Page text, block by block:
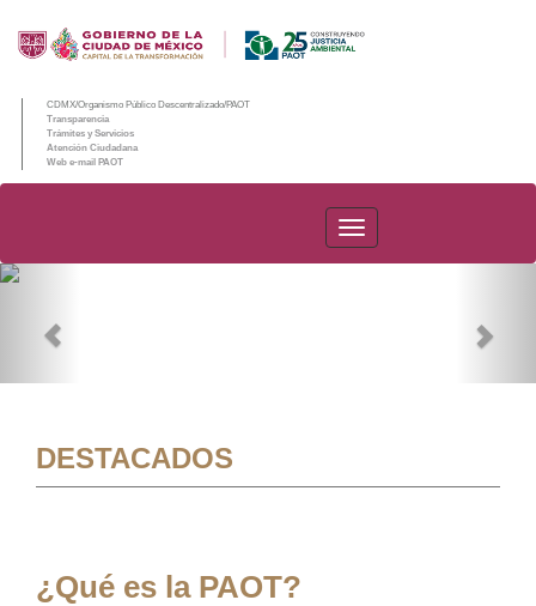
CDMX/Organismo Público Descentralizado/PAOT
Transparencia
Trámites y Servicios
Atención Ciudadana
Web e-mail PAOT
PAOT
DESTACADOS
¿Qué es la PAOT?